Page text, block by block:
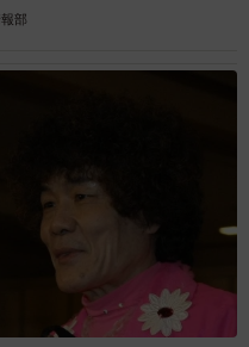
で見える＝松江市浜乃木２丁
部